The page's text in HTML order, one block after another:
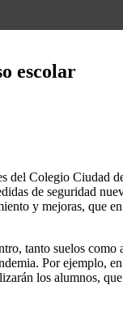
escolar
del Colegio Ciudad
de seguridad
y mejoras, que
tanto suelos
Por ejemplo,
los alumnos,